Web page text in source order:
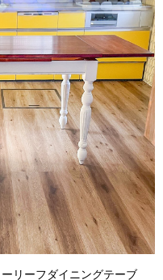
リーフダイニングテーブ